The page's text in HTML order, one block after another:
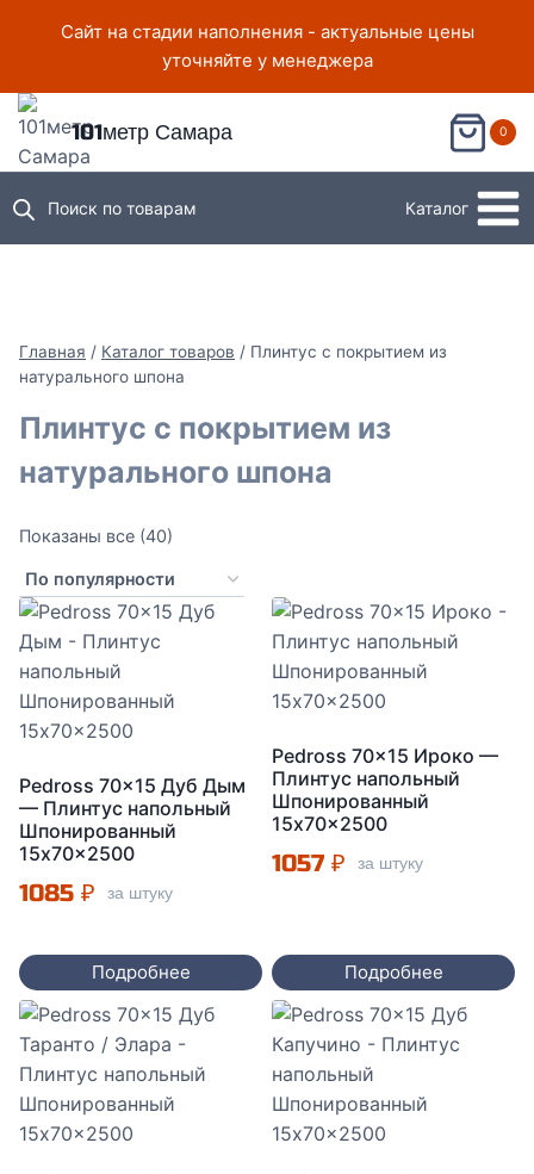
Сайт на стадии наполнения - актуальные цены
уточняйте у менеджера
101метр Самара 0
Поиск по товарам Каталог
Главная / Каталог товаров / Плинтус с покрытием из
натурального шпона
Плинтус с покрытием из
натурального шпона
Показаны все (40)
популярности
Pedross 70×15 Дуб Дым
— Плинтус напольный
Шпонированный
15x70x2500
1085 ₽ за штуку
Подробнее
Pedross 70×15 Ироко —
Плинтус напольный
Шпонированный
15x70x2500
1057 ₽ за штуку
Подробнее